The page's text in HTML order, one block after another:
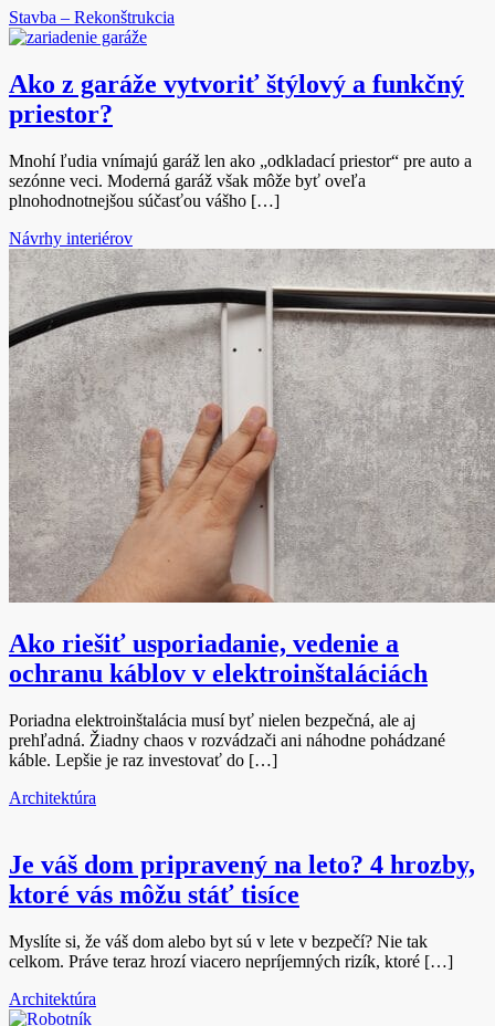
Stavba – Rekonštrukcia
Ako z garáže vytvoriť štýlový a funkčný
priestor?
Mnohí ľudia vnímajú garáž len ako „odkladací priestor“ pre auto a
sezónne veci. Moderná garáž však môže byť oveľa
plnohodnotnejšou súčasťou vášho […]
Návrhy interiérov
Ako riešiť usporiadanie, vedenie a
ochranu káblov v elektroinštaláciách
Poriadna elektroinštalácia musí byť nielen bezpečná, ale aj
prehľadná. Žiadny chaos v rozvádzači ani náhodne pohádzané
káble. Lepšie je raz investovať do […]
Architektúra
Je váš dom pripravený na leto? 4 hrozby,
ktoré vás môžu stáť tisíce
Myslíte si, že váš dom alebo byt sú v lete v bezpečí? Nie tak
celkom. Práve teraz hrozí viacero nepríjemných rizík, ktoré […]
Architektúra